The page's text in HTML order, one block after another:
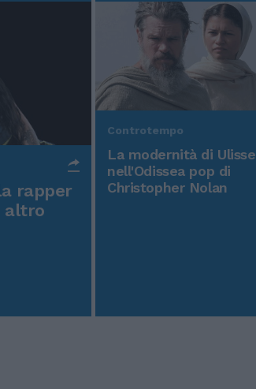
rapper
altro
Controtempo
La modernità di Ulisse
nell'Odissea pop di
Christopher Nolan